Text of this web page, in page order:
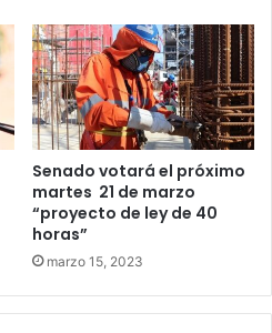
Senado votará el próximo
martes 21 de marzo
“proyecto de ley de 40
horas”
marzo 15, 2023